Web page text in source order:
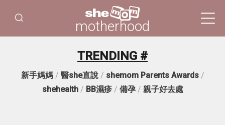
motherhood
TRENDING #
新手媽媽/ 醫she直說/ shemom Parents Awards/
shehealth/ BB濕疹/ 備孕/ 親子好去處